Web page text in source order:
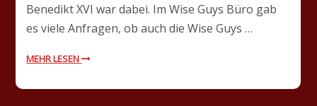
Benedikt XVI war dabei. Im Wise Guys Büro gab
es viele Anfragen, ob auch die Wise Guys …
MEHR LESEN